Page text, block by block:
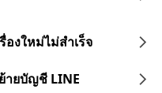
งใหม่ไม่สำเร็จ
ายบัญชี LINE